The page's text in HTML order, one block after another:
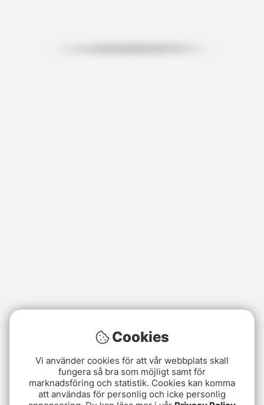
Cookies
Vi använder cookies för att vår webbplats skall
fungera så bra som möjligt samt för
marknadsföring och statistik. Cookies kan komma
att användas för personlig och icke personlig